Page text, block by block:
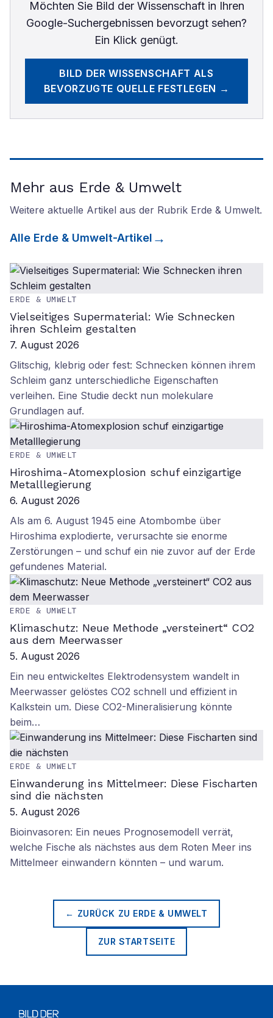
Möchten Sie Bild der Wissenschaftin Ihren
Google-Suchergebnissen bevorzugt sehen?
Ein Klick genügt.
BILD DER WISSENSCHAFT ALS
BEVORZUGTE QUELLE FESTLEGEN →
Mehr aus Erde & Umwelt
Weitere aktuelle Artikel aus der Rubrik Erde & Umwelt.
Alle Erde & Umwelt-Artikel
ERDE & UMWELT
Vielseitiges Supermaterial: Wie Schnecken
ihren Schleim gestalten
7. August 2026
Glitschig, klebrig oder fest: Schnecken können ihrem
Schleim ganz unterschiedliche Eigenschaften
verleihen. Eine Studie deckt nun molekulare
Grundlagen auf.
ERDE & UMWELT
Hiroshima-Atomexplosion schuf einzigartige
Metalllegierung
6. August 2026
Als am 6. August 1945 eine Atombombe über
Hiroshima explodierte, verursachte sie enorme
Zerstörungen – und schuf ein nie zuvor auf der Erde
gefundenes Material.
ERDE & UMWELT
Klimaschutz: Neue Methode „versteinert“ CO2
aus dem Meerwasser
5. August 2026
Ein neu entwickeltes Elektrodensystem wandelt in
Meerwasser gelöstes CO2 schnell und effizient in
Kalkstein um. Diese CO2-Mineralisierung könnte
beim…
ERDE & UMWELT
Einwanderung ins Mittelmeer: Diese Fischarten
sind die nächsten
5. August 2026
Bioinvasoren: Ein neues Prognosemodell verrät,
welche Fische als nächstes aus dem Roten Meer ins
Mittelmeer einwandern könnten – und warum.
← ZURÜCK ZU ERDE & UMWELT
ZUR STARTSEITE